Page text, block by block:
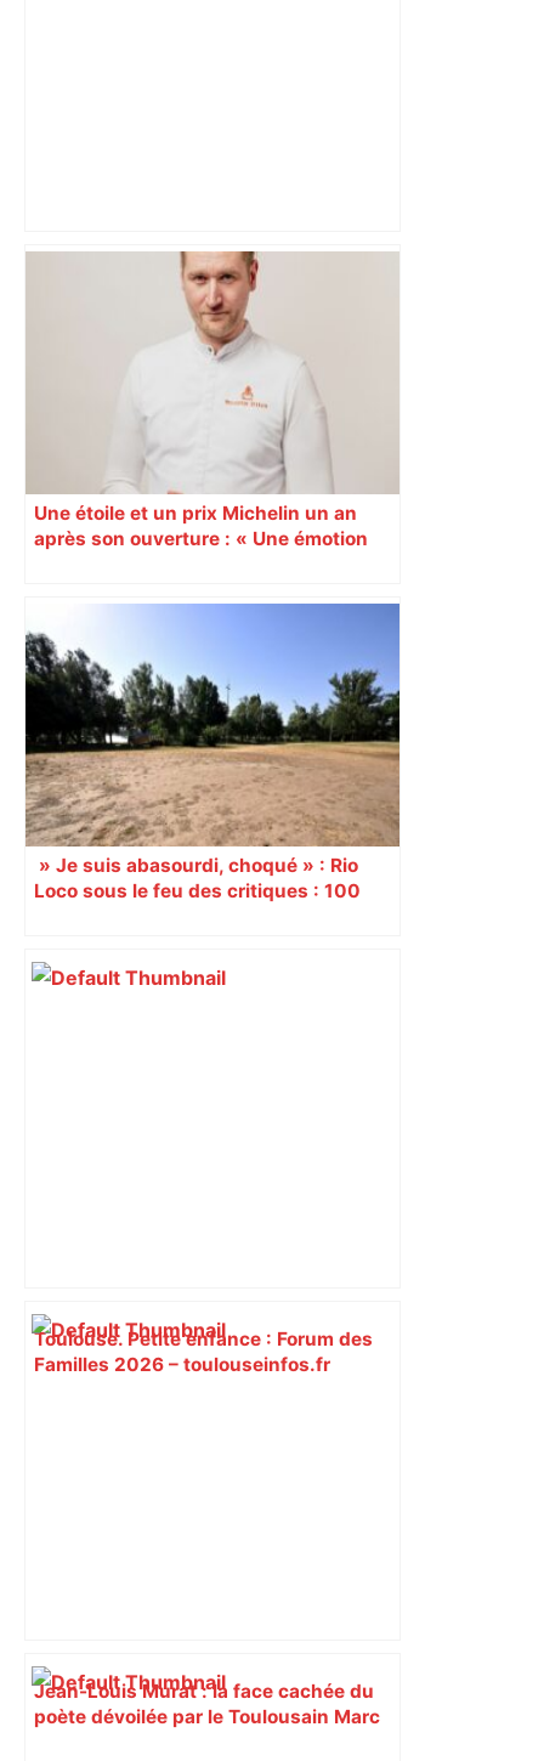
Alliance PS/LFI à Toulouse : Marc
Sztulman claque la porte – RMC
Une étoile et un prix Michelin un an
après son ouverture : « Une émotion
» Je suis abasourdi, choqué » : Rio
Loco sous le feu des critiques : 100
riverains à bout, la mairie se défend
Toulouse. Petite enfance : Forum des
Familles 2026 – toulouseinfos.fr
Jean-Louis Murat : la face cachée du
poète dévoilée par le Toulousain Marc